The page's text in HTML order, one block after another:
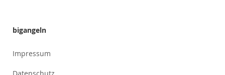
bigangeln
Impressum